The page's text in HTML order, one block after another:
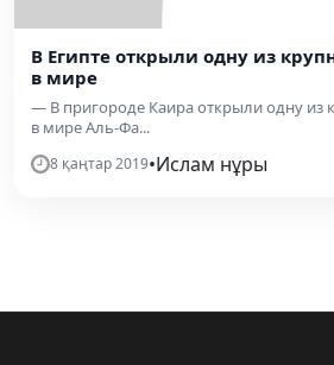
В Египте открыли одну из
в мире
— В пригороде Каира открыли одну из
в мире Аль-Фа...
8 қаңтар 2019•Ислам нұры